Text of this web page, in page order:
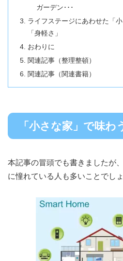
ガーデン･･･
ライフステージにあわせた「
「身軽さ」
おわりに
関連記事（整理整頓）
関連記事（関連書籍）
「小さな家」で味わ
本記事の冒頭でも書きましたが
に憧れている人も多いことでしょ